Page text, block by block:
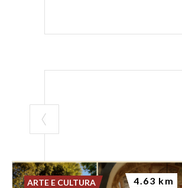
ARTE E CULTURA 4.63 km